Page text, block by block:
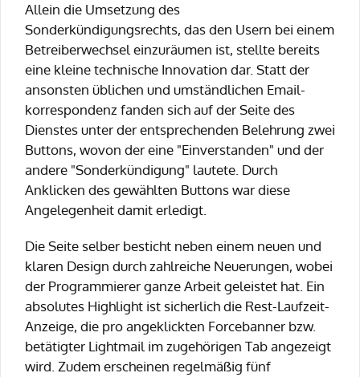
Allein die Umsetzung des
Sonderkündigungsrechts, das den Usern bei einem
Betreiberwechsel einzuräumen ist, stellte bereits
eine kleine technische Innovation dar. Statt der
ansonsten üblichen und umständlichen Email-
korrespondenz fanden sich auf der Seite des
Dienstes unter der entsprechenden Belehrung zwei
Buttons, wovon der eine "Einverstanden" und der
andere "Sonderkündigung" lautete. Durch
Anklicken des gewählten Buttons war diese
Angelegenheit damit erledigt.
Die Seite selber besticht neben einem neuen und
klaren Design durch zahlreiche Neuerungen, wobei
der Programmierer ganze Arbeit geleistet hat. Ein
absolutes Highlight ist sicherlich die Rest-Laufzeit-
Anzeige, die pro angeklickten Forcebanner bzw.
betätigter Lightmail im zugehörigen Tab angezeigt
wird. Zudem erscheinen regelmäßig fünf